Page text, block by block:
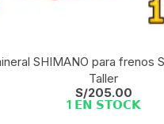
SHIMANO para frenos
Taller
S/205.00
1 𝗘𝗡 𝗦𝗧𝗢𝗖𝗞